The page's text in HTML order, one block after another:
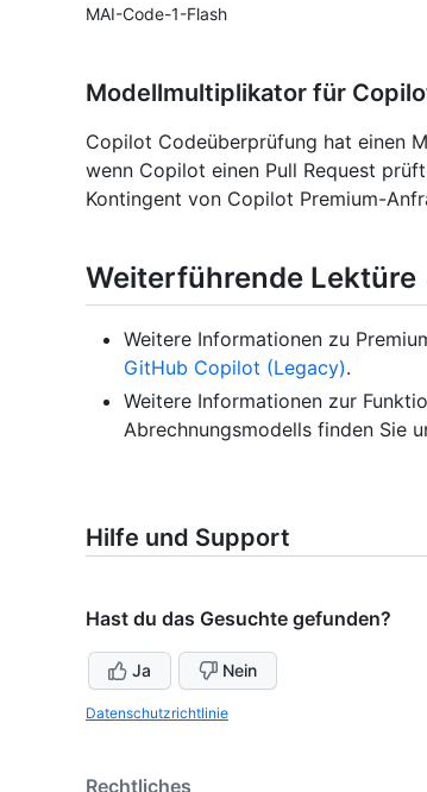
MAI-Code-1-Flash
Modellmultiplikator für
Copilot Codeüberprüfung hat einen
wenn Copilot einen Pull Request
Kontingent von Copilot Premium-
Weiterführende Lektüre
Weitere Informationen zu
GitHub Copilot (Legacy).
Weitere Informationen zur
Abrechnungsmodells finden Sie
Hilfe und Support
Hast du das Gesuchte gefunden?
Ja Nein
Datenschutzrichtlinie
Rechtliches